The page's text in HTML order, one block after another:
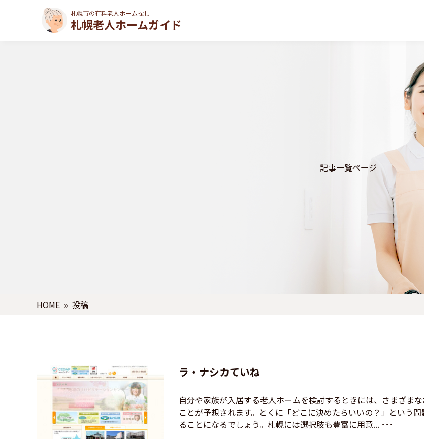
札幌市の有料老人ホーム探し
札幌老人ホームガイド
記事一覧ページ
HOME » 投稿
ラ・ナシカていね
自分や家族が入居する老人ホームを検討するときには、さまざま
ことが予想されます。とくに「どこに決めたらいいの？」という
ることになるでしょう。札幌には選択肢も豊富に用意... ･･･